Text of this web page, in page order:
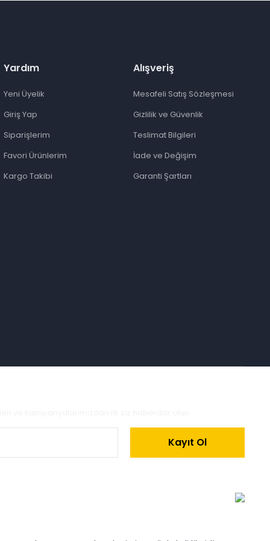
Yardım
Yeni Üyelik
Giriş Yap
Siparişlerim
Favori Ürünlerim
Kargo Takibi
Alışveriş
Mesafeli Satış Sözleşmesi
Gizlilik ve Güvenlik
Teslimat Bilgileri
İade ve Değişim
Garanti Şartları
Kayıt Ol